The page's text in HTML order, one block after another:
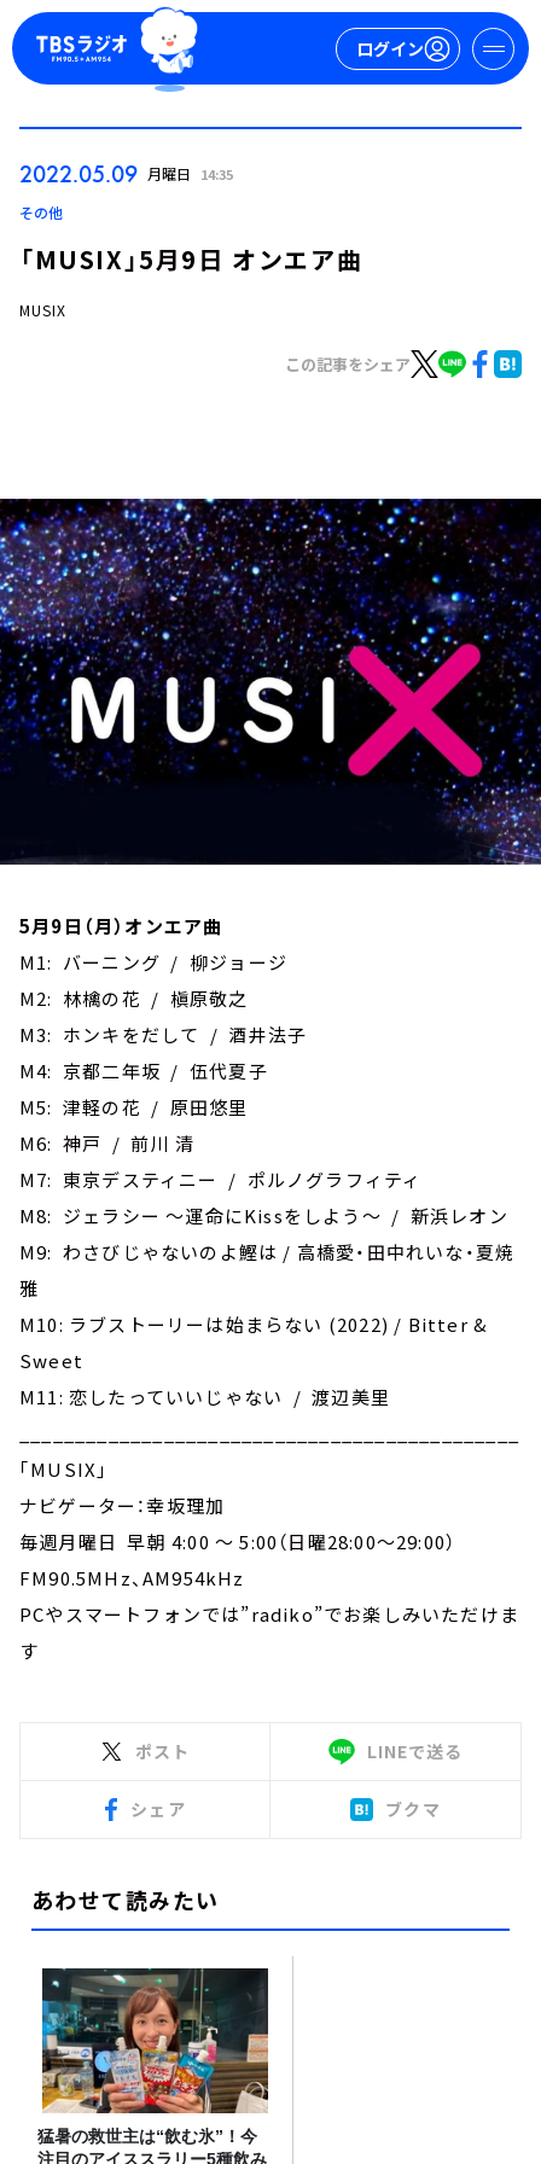
ログイン
トピックス
TBS Podcast
お知らせ
イベント・グッズ
YouTube
会社情報
2022.05.09 月曜日 14:35
その他
「MUSIX」5月9日 オンエア曲
MUSIX
この記事をシェア
5月9日（月）オンエア曲
M1: バーニング / 柳ジョージ
M2: 林檎の花 / 槇原敬之
M3: ホンキをだして / 酒井法子
M4: 京都二年坂 / 伍代夏子
M5: 津軽の花 / 原田悠里
M6: 神戸 / 前川 清
M7: 東京デスティニー / ポルノグラフィティ
M8: ジェラシー ～運命にKissをしよう～ / 新浜レオン
M9: わさびじゃないのよ鰹は / 高橋愛・田中れいな・夏焼
雅
M10: ラブストーリーは始まらない (2022) / Bitter &
Sweet
M11: 恋したっていいじゃない / 渡辺美里
｢MUSIX｣
ナビゲーター：幸坂理加
毎週月曜日 早朝 4:00 ～ 5:00（日曜28:00～29:00）
FM90.5MHz、AM954kHz
PCやスマートフォンでは”radiko”でお楽しみいただけま
す
ポスト LINEで送る
シェア ブクマ
あわせて読みたい
猛暑の救世主は“飲む氷”！今
注目のアイススラリー5種飲み